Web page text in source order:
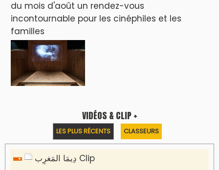
du mois d'août un rendez-vous
incontournable pour les cinéphiles et les
familles
VIDÉOS & CLIP +
LES PLUS RÉCENTS CLASSEURS
دِيمَا المَغرِب Clip